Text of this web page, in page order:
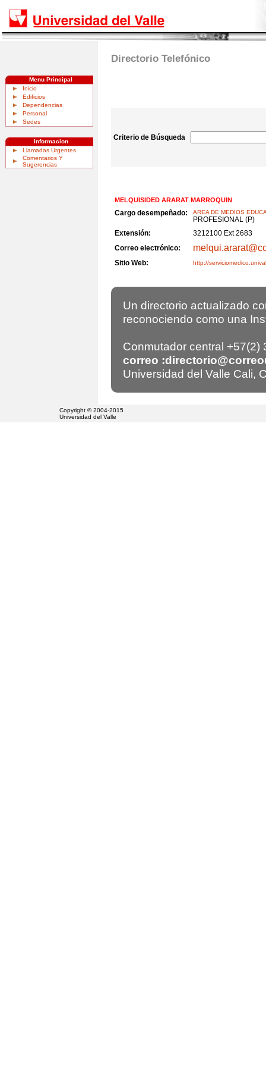
Directorio Telefónico
Menu Principal
Inicio
Edificios
Dependencias
Personal
Sedes
Informacion
Llamadas Urgentes
Comentarios Y
Sugerencias
Criterio de Búsqueda
MELQUISIDED ARARAT MARROQUIN
Cargo desempeñado: AREA DE MEDIOS
PROFESIONAL (P)
Extensión:
3212100 Ext 2683
Correo electrónico:
Sitio Web: http://
Un directorio actualizado
reconociendo como una
Conmutador central +57(2)
correo
Universidad del Valle Cali,
Copyright © 2004-2015
Universidad del Valle